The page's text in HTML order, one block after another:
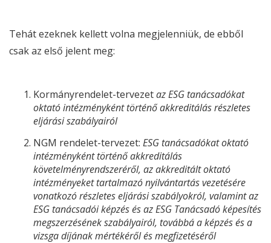
Tehát ezeknek kellett volna megjelenniük, de ebből
csak az első jelent meg:
Kormányrendelet-tervezetazESG tanácsadókat
oktató intézményként történő akkreditálás részletes
eljárási szabályairól
NGM rendelet-tervezet: ESG tanácsadókat oktató
intézményként történő akkreditálás
követelményrendszeréről, az akkreditált oktató
intézményeket tartalmazó nyilvántartás vezetésére
vonatkozó részletes eljárási szabályokról, valamint az
ESG tanácsadói képzés és azESG Tanácsadó képesítés
megszerzésének szabályairól, továbbá a képzés és a
vizsga díjának mértékéről és megfizetéséről